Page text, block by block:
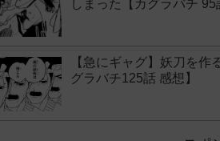
しまった【カグラバチ
【急にギャグ】妖刀を
グラバチ125話 感想】